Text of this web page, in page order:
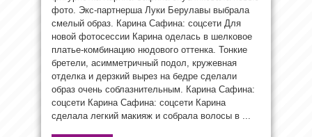
фото. Экс-партнерша Луки Берулавы выбрала
смелый образ. Карина Сафина: соцсети Для
новой фотосессии Карина оделась в шелковое
платье-комбинацию нюдового оттенка. Тонкие
бретели, асимметричный подол, кружевная
отделка и дерзкий вырез на бедре сделали
образ очень соблазнительным. Карина Сафина:
соцсети Карина Сафина: соцсети Карина
сделала легкий макияж и собрала волосы в ...